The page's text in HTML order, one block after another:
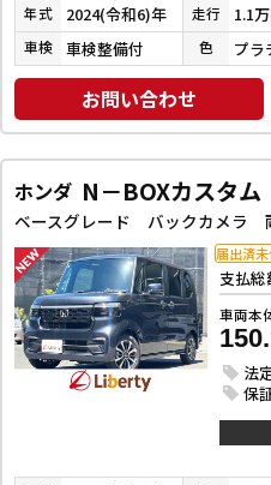
年式 2024(令和6)年 走行 1.1
車検 車検整備付 色
お問い合わせ
ホンダ N－BOXカスタム
支払総
車両本
法
保
届出済